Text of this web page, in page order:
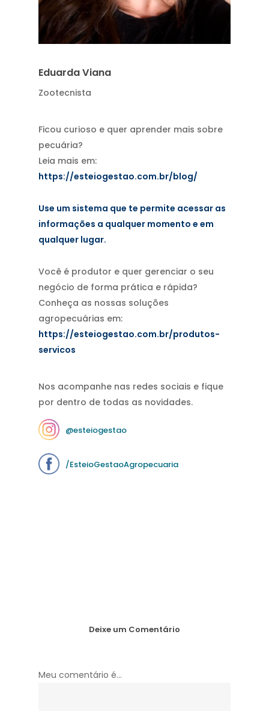
Eduarda Viana
Zootecnista
Ficou curioso e quer aprender mais sobre
pecuária?
Leia mais em:
https://esteiogestao.com.br/blog/
Use um sistema que te permite acessar as
informações a qualquer momento e em
qualquer lugar.
Você é produtor e quer gerenciar o seu
negócio de forma prática e rápida?
Conheça as nossas soluções
agropecuárias em:
https://esteiogestao.com.br/produtos-
servicos
Nos acompanhe nas redes sociais e fique
por dentro de todas as novidades.
@esteiogestao
/EsteioGestaoAgropecuaria
Deixe um Comentário
Meu comentário é...